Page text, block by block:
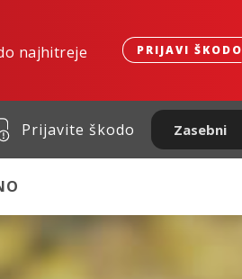
najhitreje
PRIJAVI ŠKODO
Prijavite škodo Zasebni